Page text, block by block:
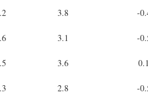
3.8 -
3.1 -
3.6
2.8 -